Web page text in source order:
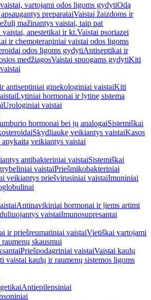
vartojami odos ligoms gydytiOdą
preparataiVaistai žaizdoms ir
mažinantys vaistai, taip pat
anestetikai ir kt.Vaistai psoriazei
ir chemoterapiniai vaistai odos ligoms
odos ligoms gydytiAntiseptikai ir
medžiagosVaistai spuogams gydytiKiti
antiseptiniai ginekologiniai vaistaiKiti
Lytiniai hormonai ir lytinę sistemą
Urologiniai vaistai
hormonai bei jų analogaiSistemiškai
Skydliaukę veikiantys vaistaiKasos
veikiantys vaistai
antibakteriniai vaistaiSistemiškai
vaistaiPriešmikobakteriniai
veikiantys priešvirusiniai vaistaiImuniniai
Antinavikiniai hormonai ir jiems artimi
vaistaiImunosupresantai
ir priešreumatiniai vaistaiVietiškai vartojami
skausmui
Priešpodagriniai vaistaiVaistai kaulų
vaistai kaulų ir raumenų sistemos ligoms
Antiepilepsiniai